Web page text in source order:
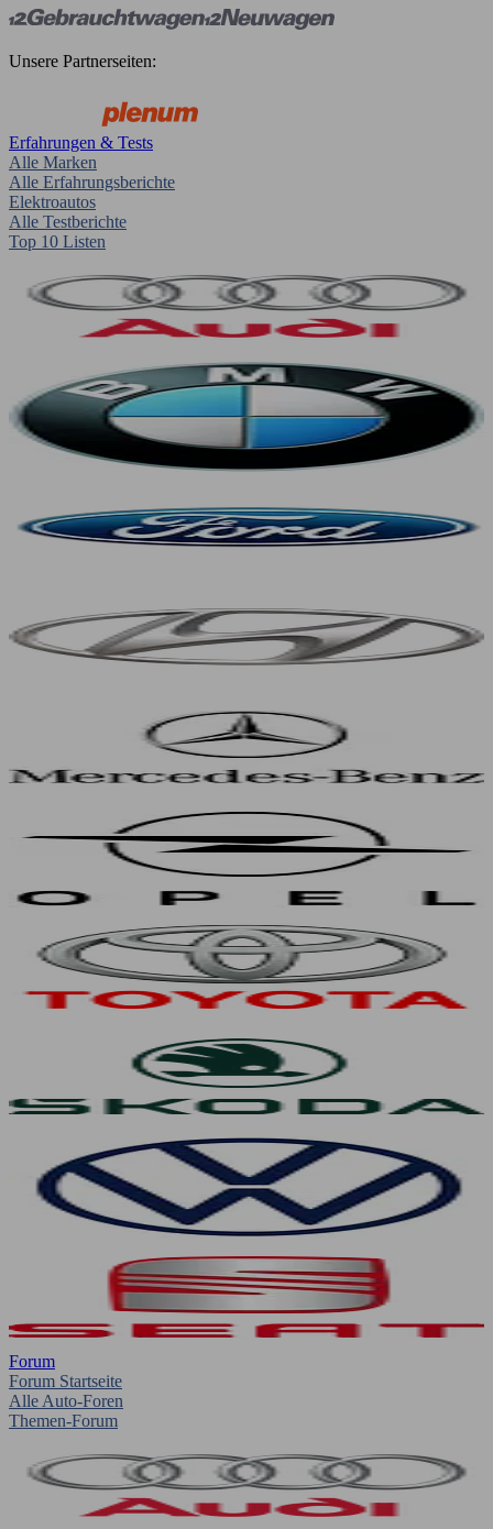
Unsere Partnerseiten:
Erfahrungen & Tests
Alle Marken
Alle Erfahrungsberichte
Elektroautos
Alle Testberichte
Top 10 Listen
Forum
Forum Startseite
Alle Auto-Foren
Themen-Forum